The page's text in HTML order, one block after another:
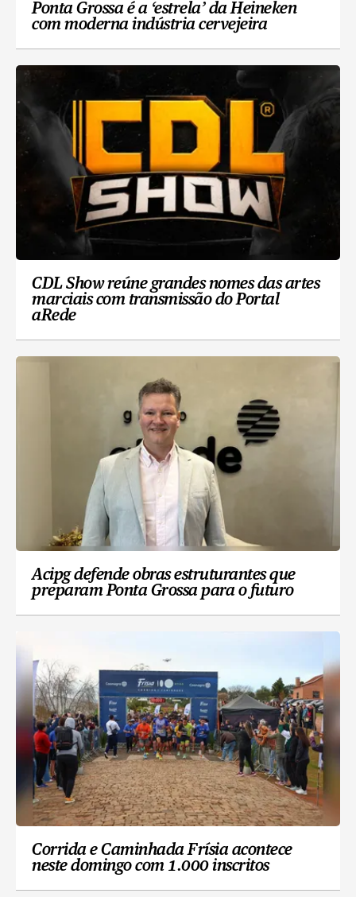
Ponta Grossa é a ‘estrela’ da Heineken
com moderna indústria cervejeira
CDL Show reúne grandes nomes das artes
marciais com transmissão do Portal
aRede
Acipg defende obras estruturantes que
preparam Ponta Grossa para o futuro
Corrida e Caminhada Frísia acontece
neste domingo com 1.000 inscritos